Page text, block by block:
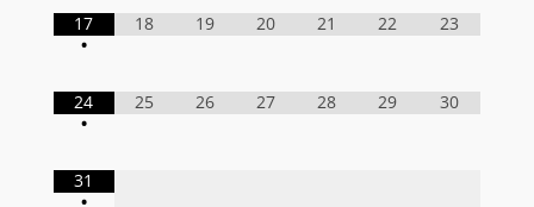
17
•
18 19 20 21 22 23
24
•
25 26 27 28 29 30
31
•